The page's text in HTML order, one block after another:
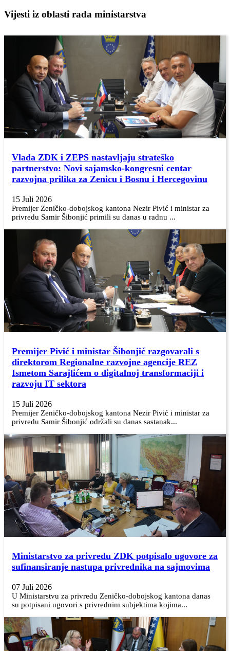
Vijesti iz oblasti rada ministarstva
Vlada ZDK i ZEPS nastavljaju strateško
partnerstvo: Novi sajamsko-kongresni centar
razvojna prilika za Zenicu i Bosnu i Hercegovinu
15 Juli 2026
Premijer Zeničko-dobojskog kantona Nezir Pivić i ministar za
privredu Samir Šibonjić primili su danas u radnu ...
Premijer Pivić i ministar Šibonjić razgovarali s
direktorom Regionalne razvojne agencije REZ
Ismetom Sarajlićem o digitalnoj transformaciji i
razvoju IT sektora
15 Juli 2026
Premijer Zeničko-dobojskog kantona Nezir Pivić i ministar za
privredu Samir Šibonjić održali su danas sastanak...
Ministarstvo za privredu ZDK potpisalo ugovore za
sufinansiranje nastupa privrednika na sajmovima
07 Juli 2026
U Ministarstvu za privredu Zeničko-dobojskog kantona danas
su potpisani ugovori s privrednim subjektima kojima...